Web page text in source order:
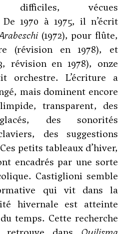
vécues
1970 à 1975, il n’écrit
(1972), pour flûte,
(révision en 1978), et
révision en 1978), onze
orchestre. L’écriture a
mais dominent encore
transparent, des
des sonorités
des suggestions
petits tableaux d’hiver,
encadrés par une sorte
Castiglioni semble
qui vit dans la
hivernale est atteinte
temps. Cette recherche